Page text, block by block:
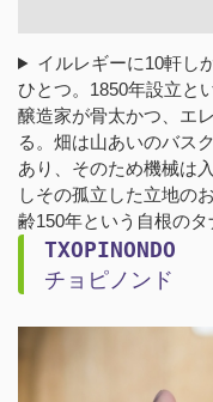
イルレギーに10軒し
ひとつ。1850年設立と
醸造家が骨太かつ、エ
る。畑は山あいのバス
あり、そのため機械は
しその孤立した立地の
齢150年という自根のタ
TXOPINONDO
チョピノンド